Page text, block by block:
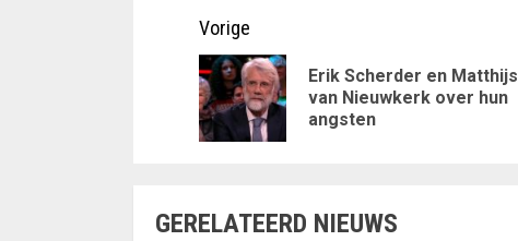
Doorgaan
met
lezen
Vorige
Erik Scherder en Matthijs
van Nieuwkerk over hun
angsten
GERELATEERD NIEUWS